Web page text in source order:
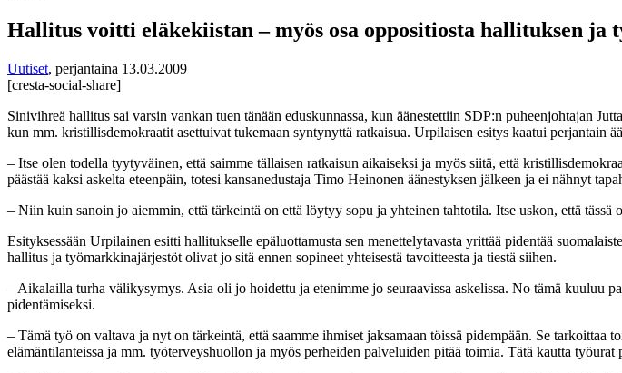
Hallitus voitti eläkekiistan – myös osa oppositiosta hallituksen
Uutiset, perjantaina 13.03.2009
[cresta-social-share]
Sinivihreä hallitus sai varsin vankan tuen tänään eduskunnassa, kun äänestettiin SDP:n puheenjohtajan
kun mm. kristillisdemokraatit asettuivat tukemaan syntynyttä ratkaisua. Urpilaisen esitys kaatui perjantain
– Itse olen todella tyytyväinen, että saimme tällaisen ratkaisun aikaiseksi ja myös siitä, että
päästää kaksi askelta eteenpäin, totesi kansanedustaja Timo Heinonen äänestyksen jälkeen ja ei nähnyt
– Niin kuin sanoin jo aiemmin, että tärkeintä on että löytyy sopu ja yhteinen tahtotila. Itse uskon, että
Esityksessään Urpilainen esitti hallitukselle epäluottamusta sen menettelytavasta yrittää pidentää
hallitus ja työmarkkinajärjestöt olivat jo sitä ennen sopineet yhteisestä tavoitteesta ja tiestä siihen.
– Aikalailla turha välikysymys. Asia oli jo hoidettu ja etenimme jo seuraavissa askelissa. No tämä
pidentämiseksi.
– Tämä työ on valtava ja nyt on tärkeintä, että saamme ihmiset jaksamaan töissä pidempään. Se
elämäntilanteissa ja mm. työterveyshuollon ja myös perheiden palveluiden pitää toimia. Tätä kautta